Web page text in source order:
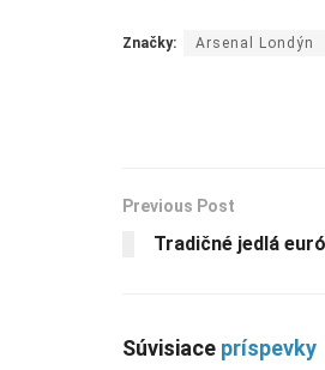
Značky: Arsenal Londýn
Previous Post
Tradičné jedlá
Súvisiace príspevky